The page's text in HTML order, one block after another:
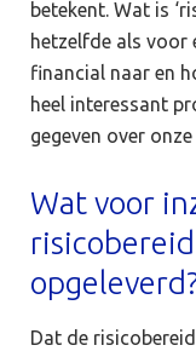
betekent. Wat is
hetzelfde als voor
financial naar en
heel interessant
gegeven over
Wat voor
Dat de